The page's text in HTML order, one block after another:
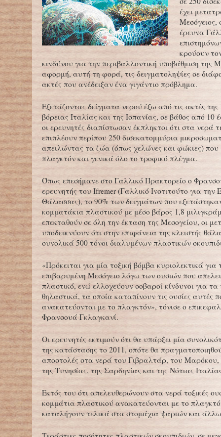
έχει
έρευνα
κρούουν
κινδύνου για την περιβαλλοντική υποβάθμιση της
αφορμή, αυτή τη φορά, τις δειγματοληψίες σε
ακτές που ανέδειξαν ένα γιγάντιο πρόβλημα.
Εξετάζοντας δείγματα νερού έξω από τις ακτές
βόρειας Ιταλίας και της Ισπανίας, σε βάθος από 10
οι ερευνητές διαπίστωσαν έκπληκτοι ότι στα νερά
επιπλέουν περίπου 250 δισεκατομμύρια
απειλώντας τα ζώα (όπως χελώνες και φώκιες) που
πλαγκτόν και γενικά όλο το τροφικό πλέγμα.
Όπως επεσήμανε στο Γαλλικό Πρακτορείο ο
ερευνητής του Ifremer (Γαλλικό Ινστιτούτο για την
Θάλασσας), το 90% των δειγμάτων που
κομματάκια πλαστικού με μέσο βάρος 1,8
επεκταθούν σε όλη την έκταση της Μεσογείου, οι
υποδεικνύουν ότι στην επιφάνεια της κλειστής
συνολικά 500 τόνοι διαλυμένων πλαστικών
«Πρόκειται για μία τοξική βόμβα κυριολεκτικά για
επιβαρυμένη Μεσόγειο λόγω των ουσιών που
πλαστικό, ενώ ελλοχεύουν σοβαροί κίνδυνοι για
θηλαστικά, τα οποία καταπίνουν τις ουσίες αυτές
ανακατεύονται με το πλαγκτόν», τόνισε ο
Φρανσουά Γκλαγκανί.
Οι ερευνητές εκτιμούν ότι θα υπάρξει μία
της κατάστασης το 2011, οπότε θα
αποστολές στα νερά του Γιβραλτάρ, του Μαρόκου,
της Τυνησίας, της Σαρδηνίας και της Νότιας
Εκτός του ότι απελευθερώνουν στα νερά τοξικές
κομμάτια πλαστικού ανακατεύονται με το
καταλήγουν τελικά στα στομάχια ψαριών και